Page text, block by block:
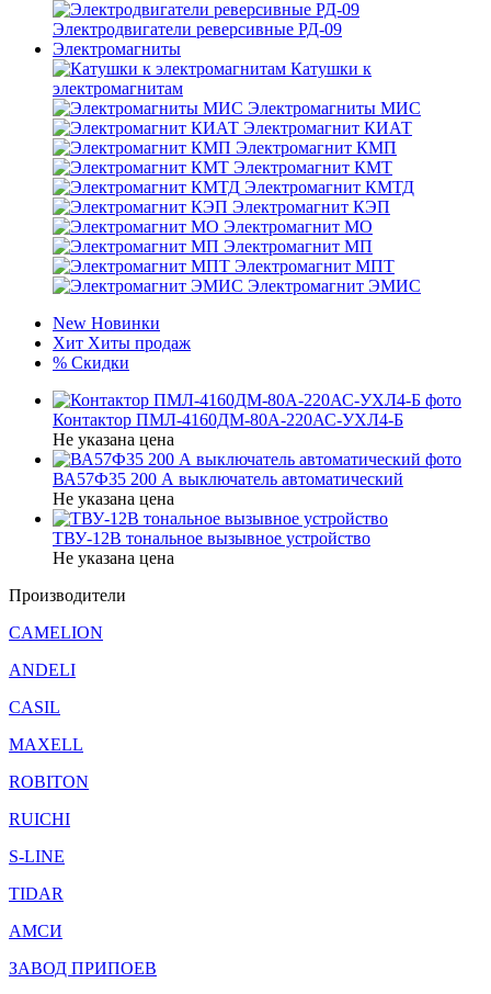
Электродвигатели реверсивные РД-09
Электромагниты
Катушки к
электромагнитам
Электромагниты МИС
Электромагнит КИАТ
Электромагнит КМП
Электромагнит КМТ
Электромагнит КМТД
Электромагнит КЭП
Электромагнит МО
Электромагнит МП
Электромагнит МПТ
Электромагнит ЭМИС
New Новинки
Хит Хиты продаж
% Скидки
Контактор ПМЛ-4160ДМ-80А-220АС-УХЛ4-Б
Не указана цена
ВА57Ф35 200 А выключатель автоматический
Не указана цена
ТВУ-12В тональное вызывное устройство
Не указана цена
Производители
CAMELION
ANDELI
CASIL
MAXELL
ROBITON
RUICHI
S-LINE
TIDAR
АМСИ
ЗАВОД ПРИПОЕВ